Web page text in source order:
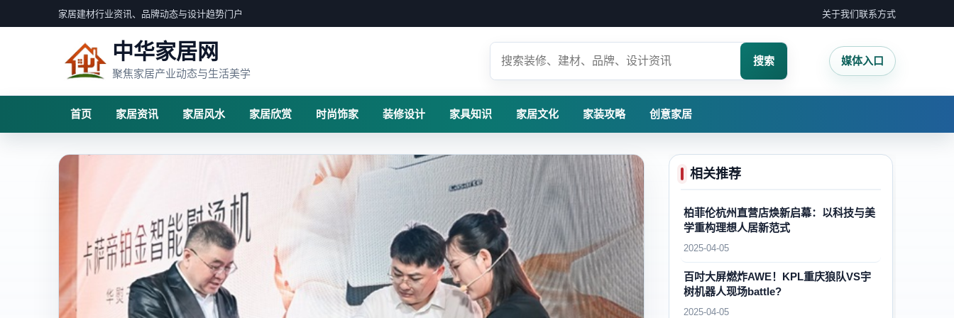
家居建材行业资讯、品牌动态与设计趋势门户 关于我们联系方式
中华家居网
聚焦家居产业动态与生活美学
搜索 媒体入口
首页 家居资讯 家居风水 家居欣赏 时尚饰家 装修设计 家具知识 家居文化 家装攻略 创意家居
相关推荐
柏菲伦杭州直营店焕新启幕：以科技与美
学重构理想人居新范式
2025-04-05
百吋大屏燃炸AWE！KPL重庆狼队VS宇
树机器人现场battle?
2025-04-05